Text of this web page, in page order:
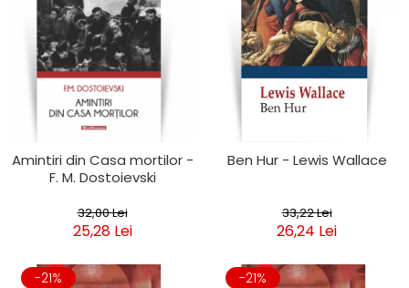
Amintiri din Casa mortilor -
F. M. Dostoievski
32,00 Lei
25,28 Lei
Ben Hur - Lewis Wallace
33,22 Lei
26,24 Lei
-21% -21%